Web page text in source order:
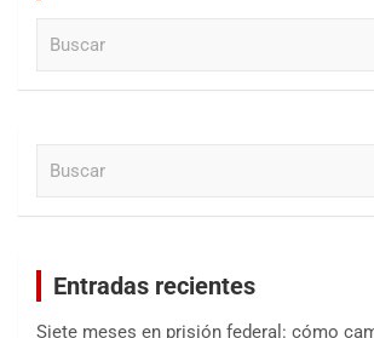
Entradas recientes
Siete meses en prisión federal: cómo